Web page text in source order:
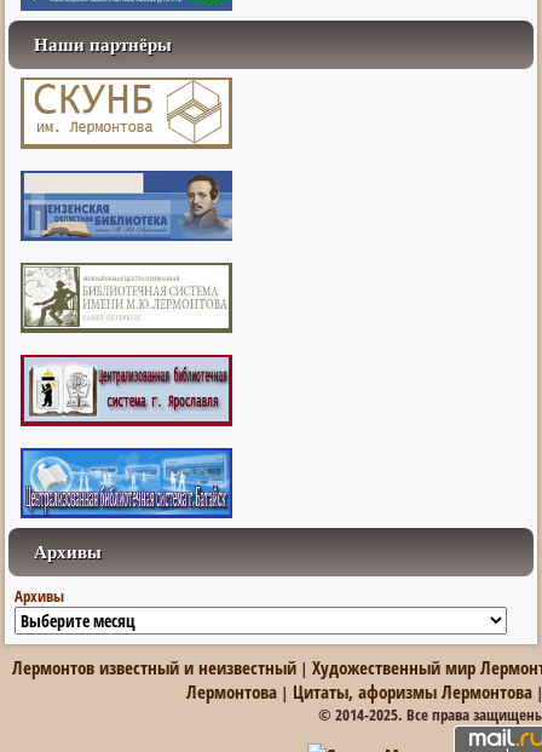
Наши партнёры
Архивы
Архивы
Лермонтов известный и неизвестный |Художественный мир
Лермонтова | Цитаты, афоризмы Лермонтова
© 2014-2025. Все права